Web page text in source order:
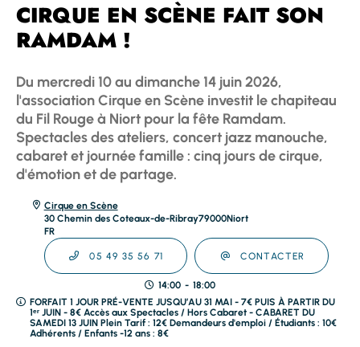
CIRQUE EN SCÈNE FAIT SON
RAMDAM !
Du mercredi 10 au dimanche 14 juin 2026,
l'association Cirque en Scène investit le chapiteau
du Fil Rouge à Niort pour la fête Ramdam.
Spectacles des ateliers, concert jazz manouche,
cabaret et journée famille : cinq jours de cirque,
d'émotion et de partage.
Cirque en Scène
30 Chemin des Coteaux-de-Ribray79000Niort
FR
05 49 35 56 71 CONTACTER
14:00 - 18:00
FORFAIT 1 JOUR PRÉ-VENTE JUSQU’AU 31 MAI - 7€ PUIS À PARTIR DU
1ᵉʳ JUIN - 8€ Accès aux Spectacles / Hors Cabaret - CABARET DU
SAMEDI 13 JUIN Plein Tarif : 12€ Demandeurs d'emploi / Étudiants : 10€
Adhérents / Enfants -12 ans : 8€